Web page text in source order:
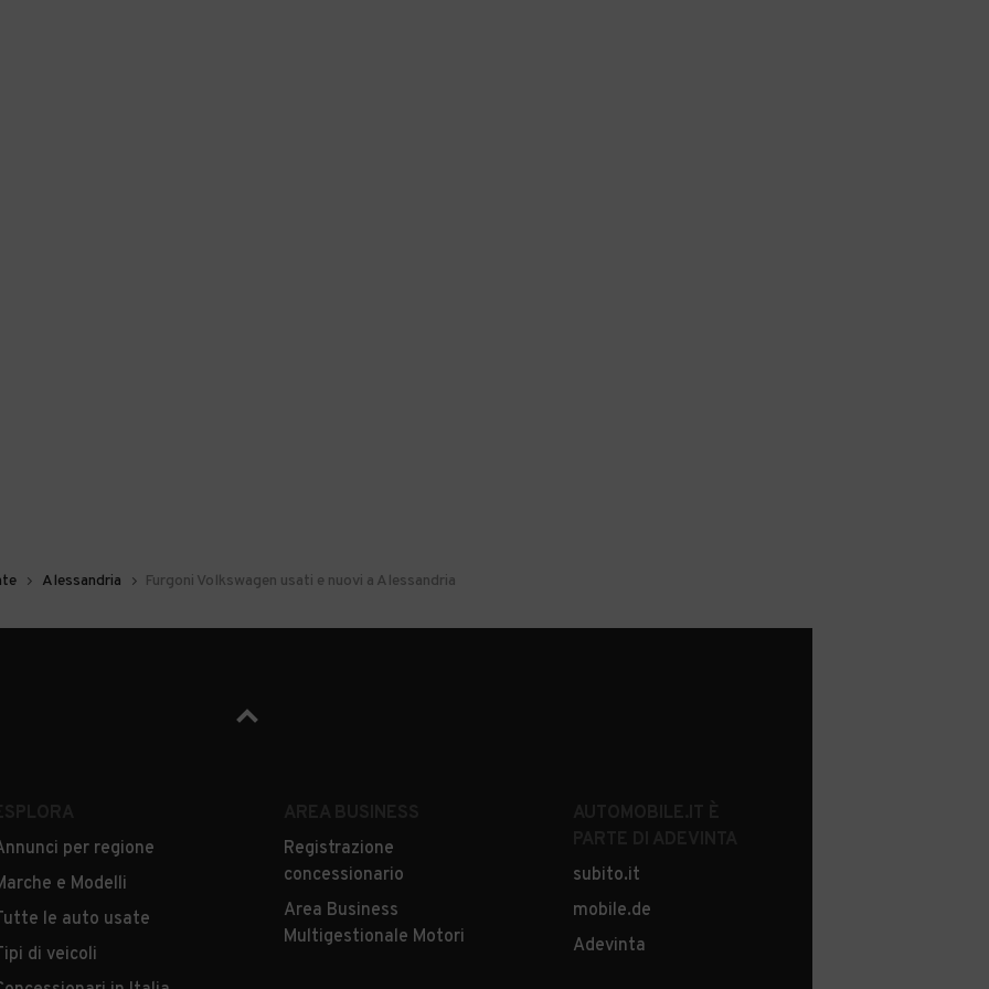
Alessandria Furgoni Volkswagen usati e nuovi a Alessandria
per regione
e Modelli
le auto usate
di veicoli
Registrazione
concessionario
Area Business
Multigestionale Motori
subito.it
mobile.de
Adevinta